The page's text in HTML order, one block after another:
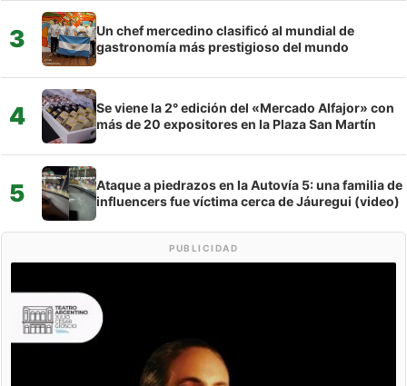
3
Un chef mercedino clasificó al mundial de
gastronomía más prestigioso del mundo
4
Se viene la 2° edición del «Mercado Alfajor» con
más de 20 expositores en la Plaza San Martín
5
Ataque a piedrazos en la Autovía 5: una familia de
influencers fue víctima cerca de Jáuregui (video)
PUBLICIDAD